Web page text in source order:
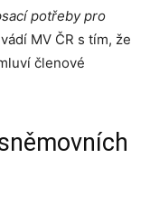
potřeby pro
MV ČR s tím, že
členové